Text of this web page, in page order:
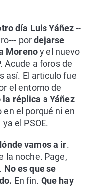
día Luis Yáñez--
pordejarse
Morenoy el nuevo
Acude a foros de
así. El artículo fue
el entorno de
la réplica a Yáñez
en el porqué ni en
el PSOE.
vamos a ir.
la noche. Page,
No es que se
En fin. Que hay